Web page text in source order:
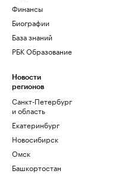
Финансы
Биографии
База знаний
РБК Образование
Новости
регионов
Санкт-Петербург
и область
Екатеринбург
Новосибирск
Омск
Башкортостан